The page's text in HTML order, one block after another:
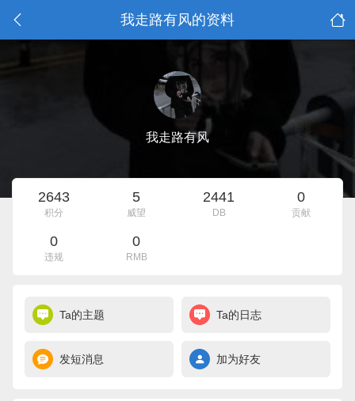
我走路有风的资料
我走路有风
2643
积分
5
威望
2441
DB
0
贡献
0
违规
0
RMB
Ta的主题 Ta的日志
发短消息 加为好友